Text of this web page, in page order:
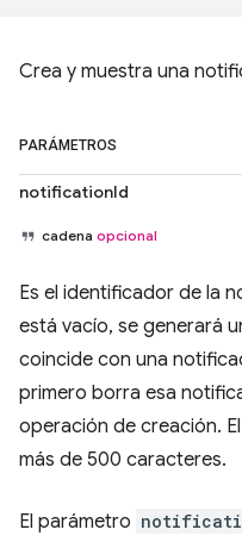
Crea y muestra una
PARÁMETROS
notificationId
cadena opcional
Es el identificador de la
está vacío, se generará
coincide con una
primero borra esa
operación de creación.
más de 500 caracteres.
El parámetro